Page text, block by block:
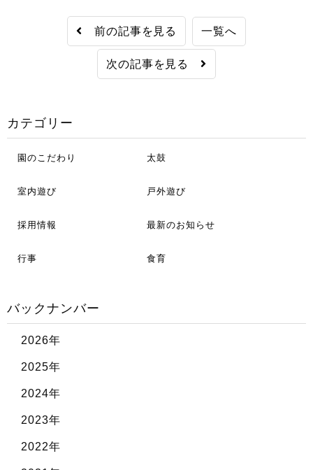
前の記事を見る 一覧へ
次の記事を見る
カテゴリー
園のこだわり 太鼓
室内遊び 戸外遊び
採用情報 最新のお知らせ
行事 食育
バックナンバー
2026年
2025年
2024年
2023年
2022年